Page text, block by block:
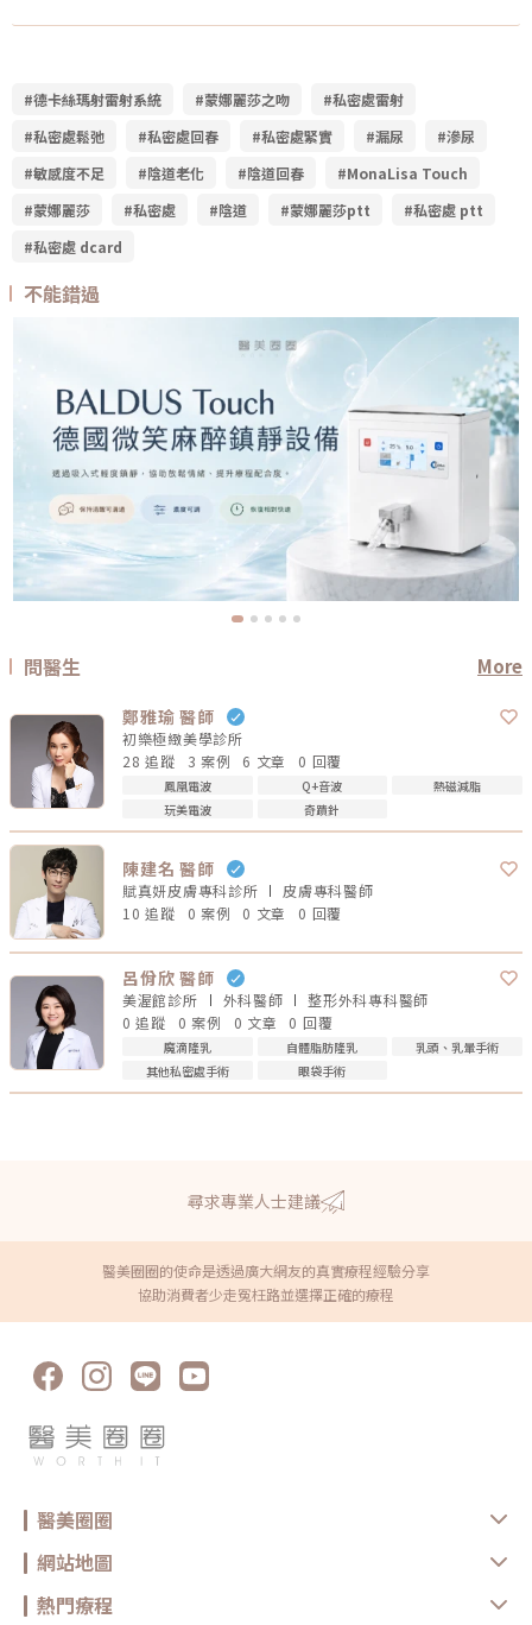
#德卡絲瑪射雷射系統 #蒙娜麗莎之吻
#私密處雷射
#私密處鬆弛
#私密處回春 #私密處緊實 #漏尿
#滲尿
#敏感度不足
#陰道老化 #陰道回春
#MonaLisa Touch
#蒙娜麗莎
#私密處 #陰道 #蒙娜麗莎ptt
#私密處 ptt
#私密處 dcard
不能錯過
問醫生 More
鄭雅瑜 醫師
初樂極緻美學診所
28 追蹤
3 案例 6 文章 0 回覆
鳳凰電波 Q+音波
熱磁減脂
玩美電波
奇蹟針
陳建名 醫師
賦真妍皮膚專科診所 皮膚專科醫師
10 追蹤
0 案例 0 文章 0 回覆
呂佾欣 醫師
美渥館診所 外科醫師 整形外科專科醫師
0 追蹤
0 案例 0 文章 0 回覆
魔滴隆乳 自體脂肪隆乳
乳頭、乳暈手術
其他私密處手術
眼袋手術
尋求專業人士建議
醫美圈圈的使命是透過廣大網友的真實療程經驗分享
協助消費者少走冤枉路並選擇正確的療程
醫美圈圈
網站地圖
熱門療程